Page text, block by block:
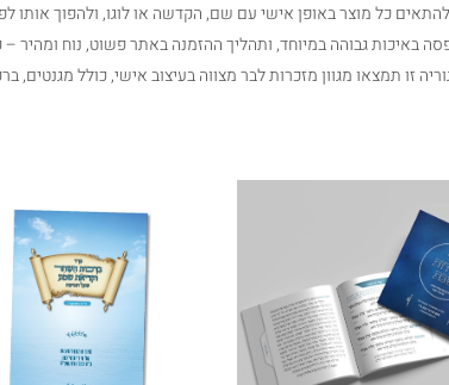
להתאים כל מוצר באופן אישי עם שם, הקדשה או לוגו, ולהפוך אותו
באיכות גבוהה במיוחד, ותהליך ההזמנה באתר פשוט, נוח
זו תמצאו מגוון מזכרות לבר מצווה בעיצוב אישי, כולל